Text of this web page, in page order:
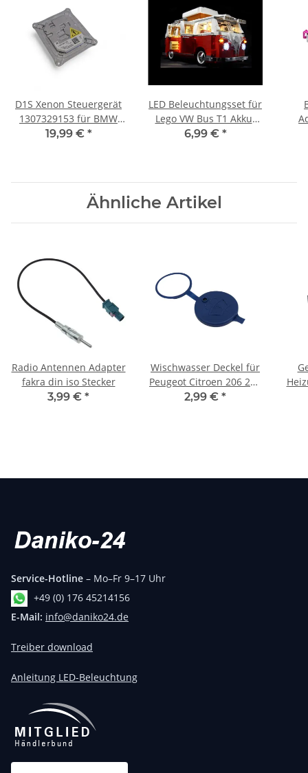
D1S Xenon Steuergerät
1307329153 für BMW
3er E90 E92 6er E63
19,99 € *
LED Beleuchtungsset für
Lego VW Bus T1 Akku-
Box 10220 Campingbus
6,99 € *
Ähnliche Artikel
Radio Antennen Adapter
fakra din iso Stecker
3,99 € *
Wischwasser Deckel für
Peugeot Citroen 206 207
306 307 408 C2 C3 C4 C5
2,99 € *
Service-Hotline – Mo–Fr 9–17 Uhr
+49 (0) 176 45214156
E-Mail: info@daniko24.de
Treiber download
Anleitung LED-Beleuchtung